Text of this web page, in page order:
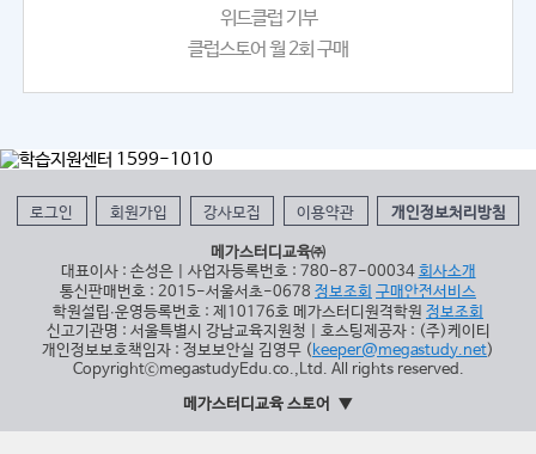
위드클럽 기부
클럽스토어 월 2회 구매
로그인 회원가입 강사모집 이용약관 개인정보처리방침
메가스터디교육㈜
대표이사 : 손성은 | 사업자등록번호 : 780-87-00034 회사소개
통신판매번호 : 2015-서울서초-0678 정보조회 구매안전서비스
학원설립∙운영등록번호 : 제10176호 메가스터디원격학원 정보조회
신고기관명 : 서울특별시 강남교육지원청 | 호스팅제공자 : (주)케이티
개인정보보호책임자 : 정보보안실 김영무 ( keeper@megastudy.net)
CopyrightⓒmegastudyEdu.co.,Ltd. All rights reserved.
메가스터디교육 스토어